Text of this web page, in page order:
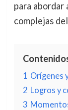
para abordar
complejas
1 Orígenes
2 Logros y
3